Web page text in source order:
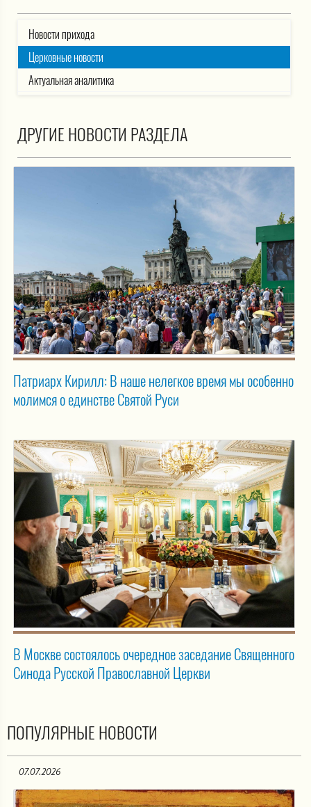
Новости прихода
Церковные новости
Актуальная аналитика
ДРУГИЕ НОВОСТИ РАЗДЕЛА
Патриарх Кирилл: В наше нелегкое время мы особенно
молимся о единстве Святой Руси
В Москве состоялось очередное заседание Священного
Синода Русской Православной Церкви
ПОПУЛЯРНЫЕ НОВОСТИ
07.07.2026